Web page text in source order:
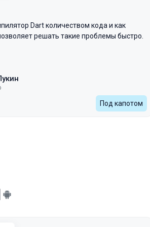
Dart количеством кода и как
решать такие проблемы быстро.
Под капотом